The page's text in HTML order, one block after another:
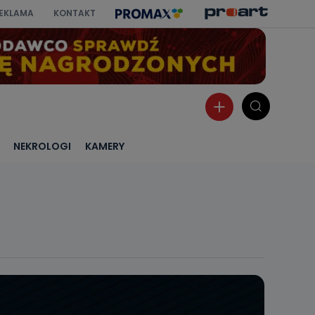
KONTAKT
NEKROLOGI KAMERY